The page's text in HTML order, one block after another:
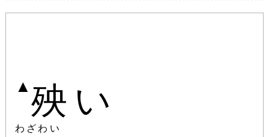
▲ 殃い
わざわい